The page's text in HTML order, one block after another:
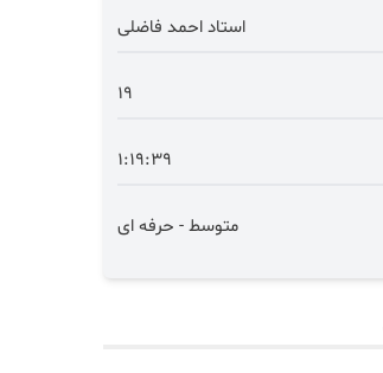
استاد احمد فاضلی
19
1:19:39
متوسط - حرفه ای